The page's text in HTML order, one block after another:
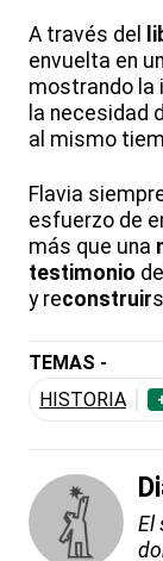
A través del
envuelta en
mostrando la
la necesidad
al mismo
Flavia
esfuerzo de
más que una
testimonio
y reconstruir
TEMAS -
HISTORIA
El